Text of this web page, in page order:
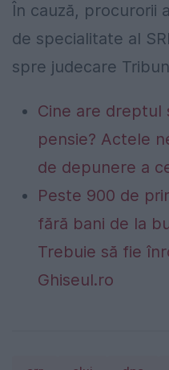
În cauză, procurorii
de specialitate al
spre judecare
Cine are dreptul
pensie? Actele
de depunere a
Peste 900 de
fără bani de la
Trebuie să fie
Ghiseul.ro